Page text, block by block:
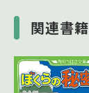
関連書籍